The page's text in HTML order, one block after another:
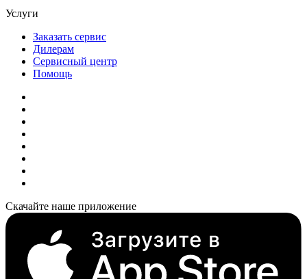
Услуги
Заказать сервис
Дилерам
Сервисный центр
Помощь
Скачайте наше приложение